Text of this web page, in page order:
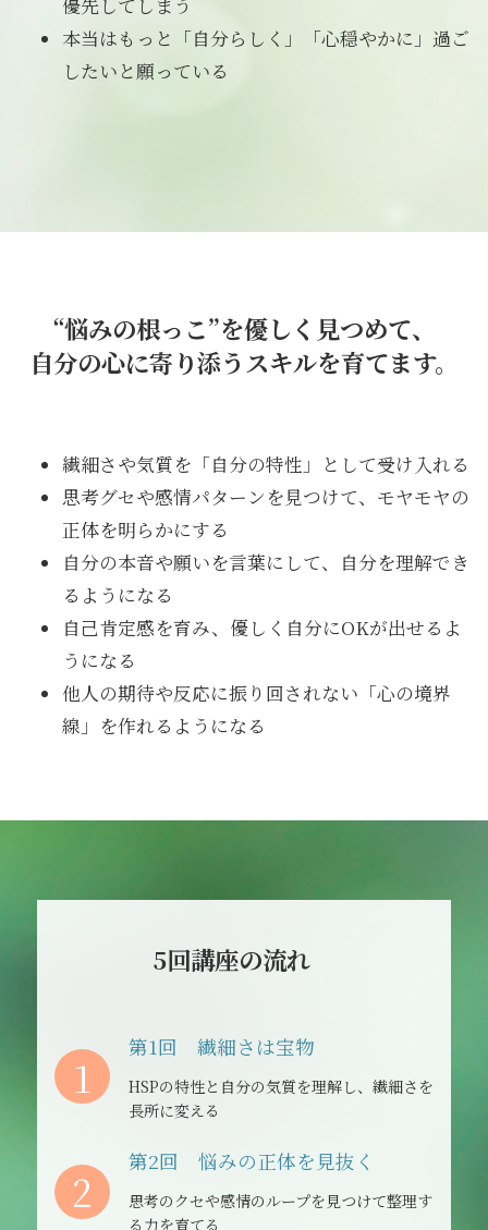
優先してしまう
本当はもっと「自分らしく」「心穏やかに」過ご
したいと願っている
“悩みの根っこ”を優しく見つめて、
自分の心に寄り添うスキルを育てます。
繊細さや気質を「自分の特性」として受け入れる
思考グセや感情パターンを見つけて、モヤモヤの
正体を明らかにする
自分の本音や願いを言葉にして、自分を理解でき
るようになる
自己肯定感を育み、優しく自分にOKが出せるよ
うになる
他人の期待や反応に振り回されない「心の境界
線」を作れるようになる
5回講座の流れ
第1回 繊細さは宝物
HSPの特性と自分の気質を理解し、繊細さを
長所に変える
1
第2回 悩みの正体を見抜く
思考のクセや感情のループを見つけて整理す
る力を育てる
2